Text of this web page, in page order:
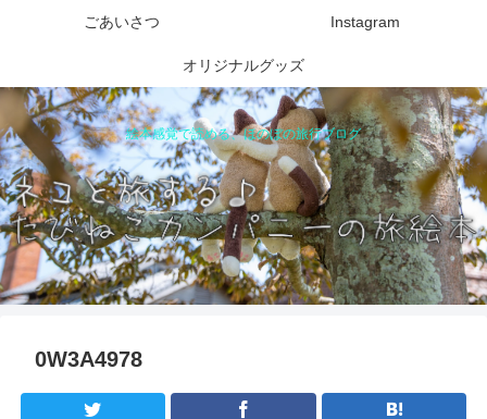
絵本感覚で読める、ほのぼの旅行ブログ
ごあいさつ Instagram
オリジナルグッズ
0W3A4978